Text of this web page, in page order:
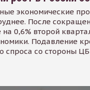
экономические
После
0,6% второй
Подавление
спроса со стороны